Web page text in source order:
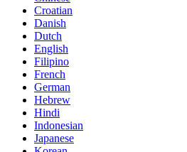
Croatian
Danish
Dutch
English
Filipino
French
German
Hebrew
Hindi
Indonesian
Japanese